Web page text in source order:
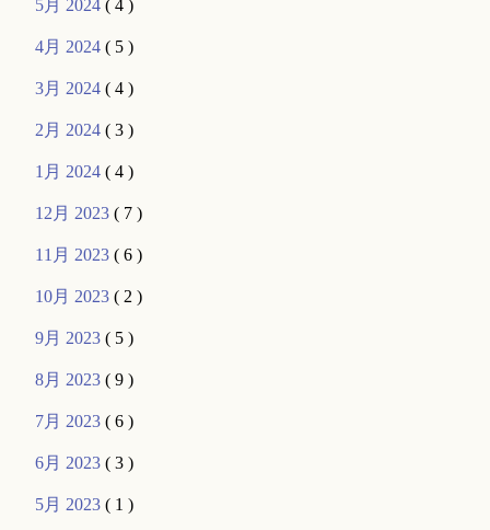
5月 2024( 4 )
4月 2024( 5 )
3月 2024( 4 )
2月 2024( 3 )
1月 2024( 4 )
12月 2023( 7 )
11月 2023( 6 )
10月 2023( 2 )
9月 2023( 5 )
8月 2023( 9 )
7月 2023( 6 )
6月 2023( 3 )
5月 2023( 1 )